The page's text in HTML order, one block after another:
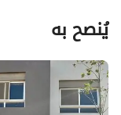
يُنصح به